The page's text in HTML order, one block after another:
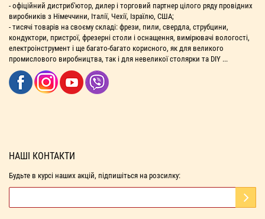
- офіційний дистриб'ютор, дилер і торговий партнер цілого ряду провідних
виробників з Німеччини, Італії, Чехії, Ізраїлю, США;
- тисячі товарів на своєму складі: фрези, пили, свердла, струбцини,
кондуктори, пристрої, фрезерні столи і оснащення, вимірювачі вологості,
електроінструмент і ще багато-багато корисного, як для великого
промислового виробництва, так і для невеликої столярки та DIY ...
НАШІ КОНТАКТИ
Будьте в курсі наших акцій, підпишіться на розсилку: